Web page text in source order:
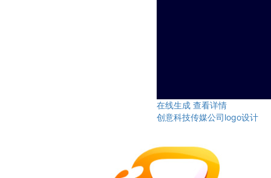
在线生成 查看详情
创意科技传媒公司logo设计